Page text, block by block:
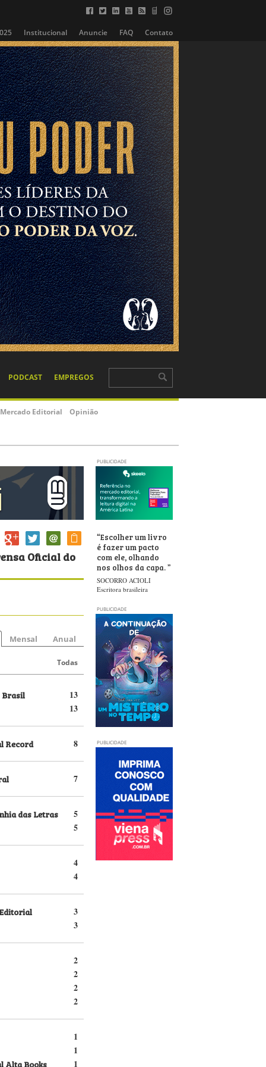
Institucional Anuncie FAQ Contato
PODCAST EMPREGOS
Mercado Editorial Opinião
PUBLICIDADE
Oficial do
Mensal Anual
Todas
13
13
8
Record
7
5
das Letras
5
4
4
3
3
2
2
2
2
1
1
1
Alta Books
“Escolher um livro
é fazer um pacto
com ele, olhando
nos olhos da capa.”
SOCORRO ACIOLI
Escritora brasileira
PUBLICIDADE
PUBLICIDADE